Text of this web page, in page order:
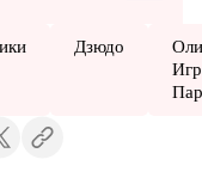
Дзюдо